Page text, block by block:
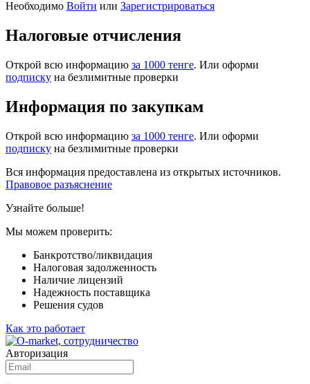
Необходимо Войти или Зарегистрироваться
Налоговые отчисления
Открой всю информацию за 1000 тенге. Или оформи
подписку на безлимитные проверки
Информация по закупкам
Открой всю информацию за 1000 тенге. Или оформи
подписку на безлимитные проверки
Вся информация предоставлена из открытых источников.
Правовое разъяснение
Узнайте больше!
Мы можем проверить:
Банкротство/ликвидация
Налоговая задолженность
Наличие лицензий
Надежность поставщика
Решения судов
Как это работает
Авторизация